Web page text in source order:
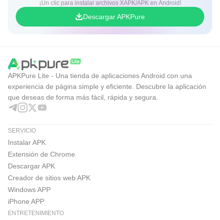
ligera que el video.
Edición, privacidad y ajustes útiles
errores y manejar mejor la privacidad. La edición de
mensajes permite modificar lo enviado durante los
primeros 15 minutos, una función útil cuando aparece un
error de escritura o se manda una frase incompleta. Los
conversaciones que no necesitas conservar por mucho
tiempo.
Desde el menú inferior y los ajustes, el usuario puede
cambiar el estado activo, activar el modo oscuro, modificar
gestionar opciones de privacidad. También es posible
bloquear contactos cuando una conversación deja de ser
¡Un clic para instalar archivos XAPK/APK en Android!
Descargar APKPure
APKPure Lite - Una tienda de aplicaciones Android con una
experiencia de página simple y eficiente. Descubre la aplicación
que deseas de forma más fácil, rápida y segura.
SERVICIO
Instalar APK
Extensión de Chrome
Descargar APK
Creador de sitios web APK
Windows APP
iPhone APP
ENTRETENIMIENTO